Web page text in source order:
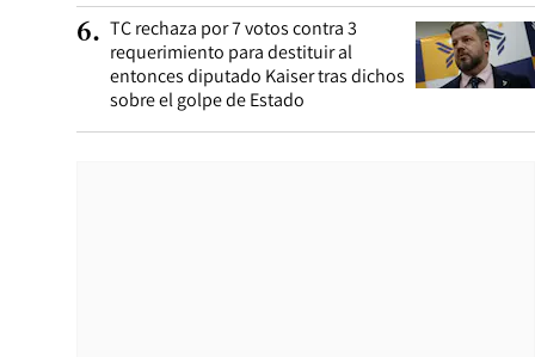
6. TC rechaza por 7 votos contra 3
requerimiento para destituir al
entonces diputado Kaiser tras dichos
sobre el golpe de Estado